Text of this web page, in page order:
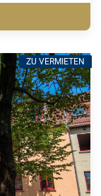
ZU VERMIETEN